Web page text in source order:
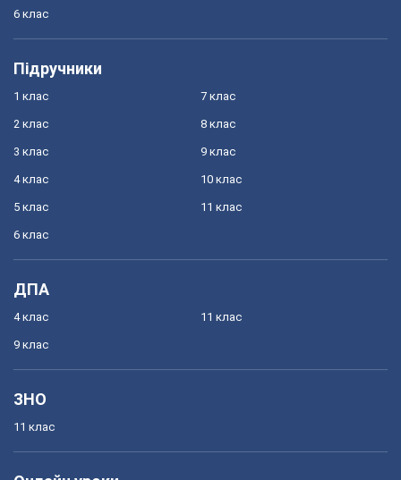
6 клас
Підручники
1 клас
2 клас
3 клас
4 клас
5 клас
6 клас
7 клас
8 клас
9 клас
10 клас
11 клас
ДПА
4 клас
9 клас
11 клас
ЗНО
11 клас